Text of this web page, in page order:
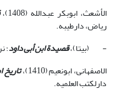
الأشعث، ابوبکر عبدالله (1408)،
ریاض، دارطیبه.
- (بی‏تا)،قصیدة ابن أبی داود؛
الاصفهانی، ابونعیم (1410)،
دارلکتب العلمیه.